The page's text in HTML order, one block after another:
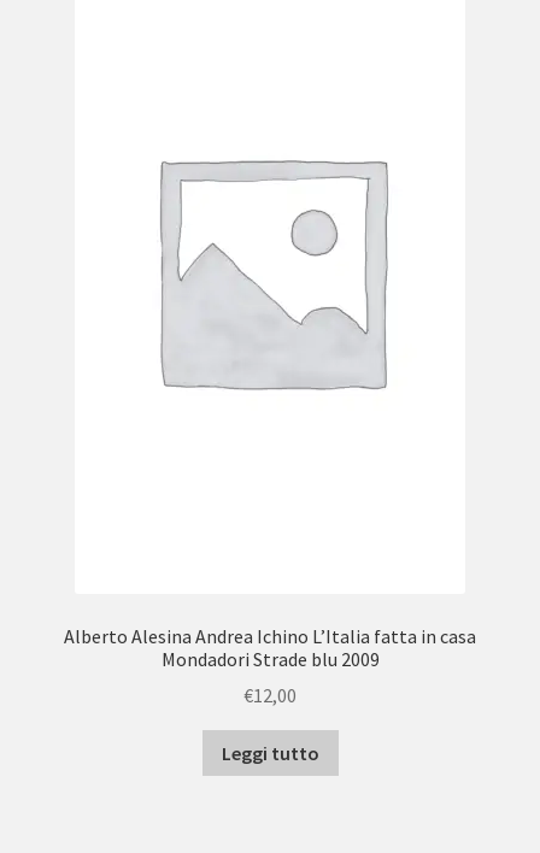
Alberto Alesina Andrea Ichino L’Italia fatta in casa
Mondadori Strade blu 2009
€12,00
Leggi tutto